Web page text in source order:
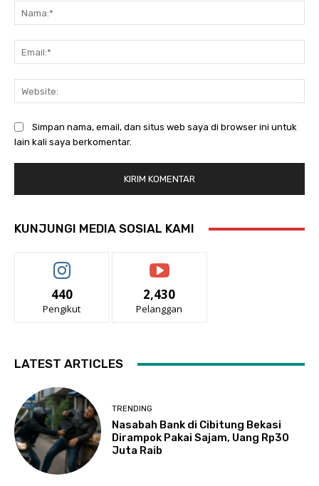
Simpan nama, email, dan situs web saya di browser ini untuk
lain kali saya berkomentar.
KUNJUNGI MEDIA SOSIAL KAMI
440
Pengikut
2,430
Pelanggan
LATEST ARTICLES
TRENDING
Nasabah Bank di Cibitung Bekasi
Dirampok Pakai Sajam, Uang Rp30
Juta Raib